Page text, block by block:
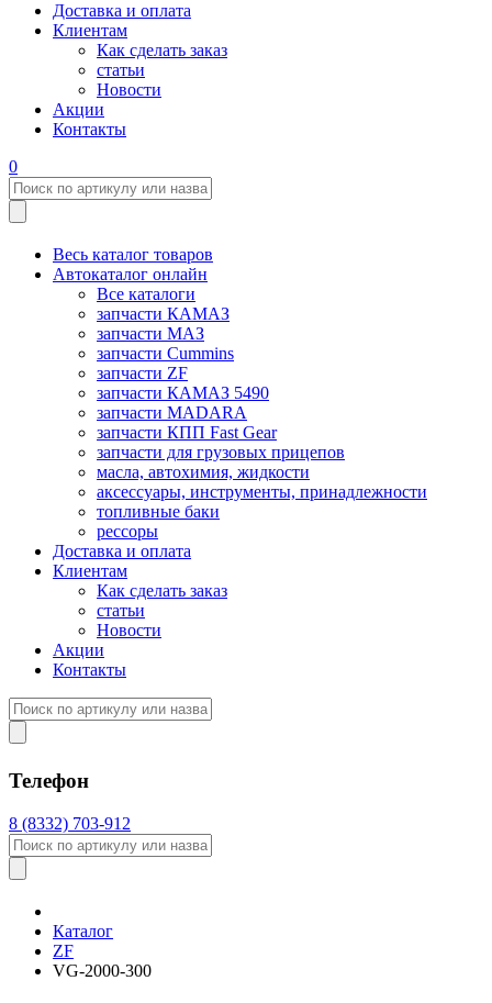
Доставка и оплата
Клиентам
Как сделать заказ
статьи
Новости
Акции
Контакты
0
Весь каталог товаров
Автокаталог онлайн
Все каталоги
запчасти КАМАЗ
запчасти МАЗ
запчасти Cummins
запчасти ZF
запчасти КАМАЗ 5490
запчасти MADARA
запчасти КПП Fast Gear
запчасти для грузовых прицепов
масла, автохимия, жидкости
аксессуары, инструменты, принадлежности
топливные баки
рессоры
Доставка и оплата
Клиентам
Как сделать заказ
статьи
Новости
Акции
Контакты
Телефон
8 (8332) 703-912
Каталог
ZF
VG-2000-300